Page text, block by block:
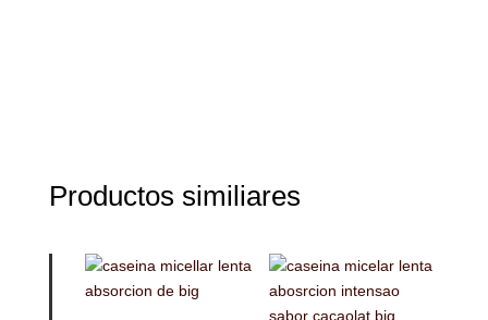
Productos similiares